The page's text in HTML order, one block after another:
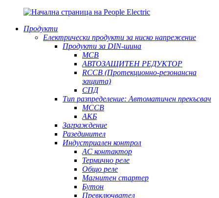
Продукти
Електрически продукти за ниско напрежение
Продукти за DIN-шина
MCB
АВТОЗАЩИТЕН РЕДУКТОР
RCCB (Протекционно-резонансна
защита)
СПД
Тип разпределение: Автоматичен прекъсвач
MCCB
АКБ
Заграждение
Разединител
Индустриален контрол
AC контактор
Термично реле
Общо реле
Магнитен стартер
Бутон
Превключвател